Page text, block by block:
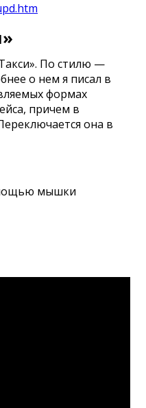
По стилю —
о нем я писал в
формах
причем в
она в
мышки